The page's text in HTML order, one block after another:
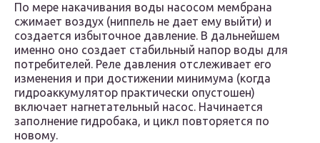
По мере накачивания воды насосом мембрана
сжимает воздух (ниппель не дает ему выйти) и
создается избыточное давление. В дальнейшем
именно оно создает стабильный напор воды для
потребителей. Реле давления отслеживает его
изменения и при достижении минимума (когда
гидроаккумулятор практически опустошен)
включает нагнетательный насос. Начинается
заполнение гидробака, и цикл повторяется по
новому.